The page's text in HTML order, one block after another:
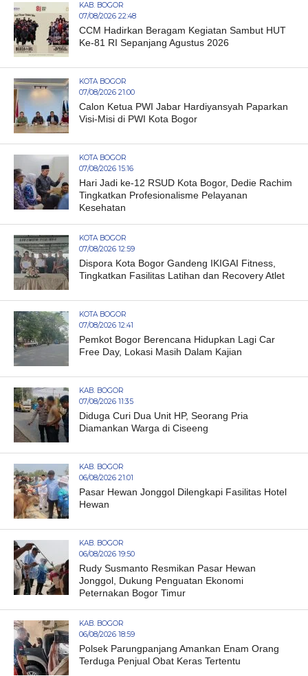
KAB. BOGOR
07/08/2026 22:48
CCM Hadirkan Beragam Kegiatan Sambut HUT
Ke-81 RI Sepanjang Agustus 2026
KOTA BOGOR
07/08/2026 21:00
Calon Ketua PWI Jabar Hardiyansyah Paparkan
Visi-Misi di PWI Kota Bogor
KOTA BOGOR
07/08/2026 15:16
Hari Jadi ke-12 RSUD Kota Bogor, Dedie Rachim
Tingkatkan Profesionalisme Pelayanan
Kesehatan
KOTA BOGOR
07/08/2026 12:59
Dispora Kota Bogor Gandeng IKIGAI Fitness,
Tingkatkan Fasilitas Latihan dan Recovery Atlet
KOTA BOGOR
07/08/2026 12:41
Pemkot Bogor Berencana Hidupkan Lagi Car
Free Day, Lokasi Masih Dalam Kajian
KAB. BOGOR
07/08/2026 11:35
Diduga Curi Dua Unit HP, Seorang Pria
Diamankan Warga di Ciseeng
KAB. BOGOR
06/08/2026 21:01
Pasar Hewan Jonggol Dilengkapi Fasilitas Hotel
Hewan
KAB. BOGOR
06/08/2026 19:50
Rudy Susmanto Resmikan Pasar Hewan
Jonggol, Dukung Penguatan Ekonomi
Peternakan Bogor Timur
KAB. BOGOR
06/08/2026 18:59
Polsek Parungpanjang Amankan Enam Orang
Terduga Penjual Obat Keras Tertentu